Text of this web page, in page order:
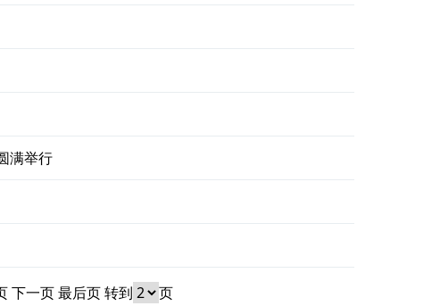
满举行
下一页 最后页转到 页